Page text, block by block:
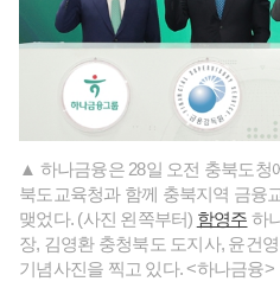
▲ 하나금융은 28일 오전 충북도청
북도교육청과 함께 충북지역 금융
맺었다. (사진 왼쪽부터) 함영주 하
장, 김영환 충청북도 도지사, 윤건
기념사진을 찍고 있다. <하나금융>